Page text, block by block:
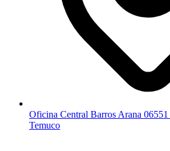
Oficina Central Barros Arana
Temuco